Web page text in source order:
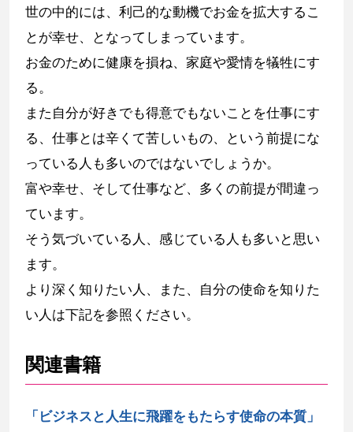
世の中的には、利己的な動機でお金を拡大するこ
とが幸せ、となってしまっています。
お金のために健康を損ね、家庭や愛情を犠牲にす
る。
また自分が好きでも得意でもないことを仕事にす
る、仕事とは辛くて苦しいもの、という前提にな
っている人も多いのではないでしょうか。
富や幸せ、そして仕事など、多くの前提が間違っ
ています。
そう気づいている人、感じている人も多いと思い
ます。
より深く知りたい人、また、自分の使命を知りた
い人は下記を参照ください。
関連書籍
「ビジネスと人生に飛躍をもたらす使命の本質」